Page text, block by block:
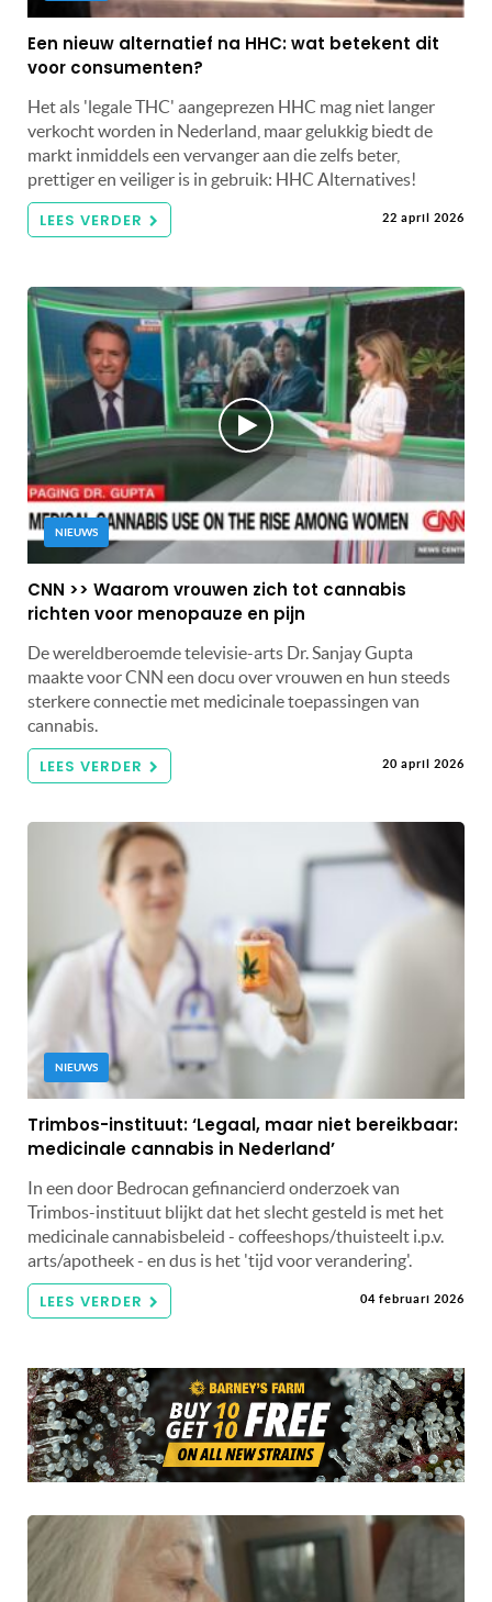
Een nieuw alternatief na HHC: wat betekent dit
voor consumenten?
Het als 'legale THC' aangeprezen HHC mag niet langer
verkocht worden in Nederland, maar gelukkig biedt de
markt inmiddels een vervanger aan die zelfs beter,
prettiger en veiliger is in gebruik: HHC Alternatives!
LEES VERDER 22 april 2026
NIEUWS
CNN >> Waarom vrouwen zich tot cannabis
richten voor menopauze en pijn
De wereldberoemde televisie-arts Dr. Sanjay Gupta
maakte voor CNN een docu over vrouwen en hun steeds
sterkere connectie met medicinale toepassingen van
cannabis.
LEES VERDER 20 april 2026
NIEUWS
Trimbos-instituut: ‘Legaal, maar niet bereikbaar:
medicinale cannabis in Nederland’
In een door Bedrocan gefinancierd onderzoek van
Trimbos-instituut blijkt dat het slecht gesteld is met het
medicinale cannabisbeleid - coffeeshops/thuisteelt i.p.v.
arts/apotheek - en dus is het 'tijd voor verandering'.
LEES VERDER 04 februari 2026